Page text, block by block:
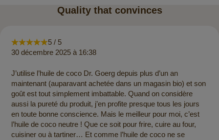
Quality that convinces
5 / 5
30 décembre 2025 à 16:38
J’utilise l’huile de coco Dr. Goerg depuis plus d’un an
maintenant (auparavant achetée dans un magasin bio) et son
goût est tout simplement imbattable. Quand on considère
aussi la pureté du produit, j’en profite presque tous les jours
en toute bonne conscience. Mais le meilleur pour moi, c’est
l’huile de coco neutre ! Que ce soit pour frire, cuire au four,
cuisiner ou à tartiner… Et comme l’huile de coco ne se